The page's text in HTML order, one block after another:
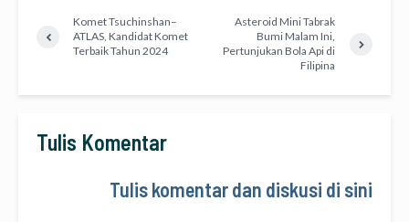
Komet Tsuchinshan–
ATLAS, Kandidat Komet
Terbaik Tahun 2024
Asteroid Mini Tabrak
Bumi Malam Ini,
Pertunjukan Bola Api di
Filipina
Tulis Komentar
Tulis komentar dan diskusi di sini